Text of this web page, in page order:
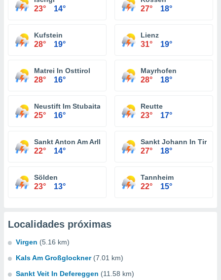
23° 14° 27° 18°
Kufstein
28° 19°
Lienz
31° 19°
Matrei In Osttirol
28° 16°
Mayrhofen
28° 18°
Neustift Im Stubaital
25° 16°
Reutte
23° 17°
Sankt Anton Am Arlberg
22° 14°
Sankt Johann In Tirol
27° 18°
Sölden
23° 13°
Tannheim
22° 15°
Localidades próximas
Virgen (5.16 km)
Kals Am Großglockner (7.01 km)
Sankt Veit In Defereggen (11.58 km)